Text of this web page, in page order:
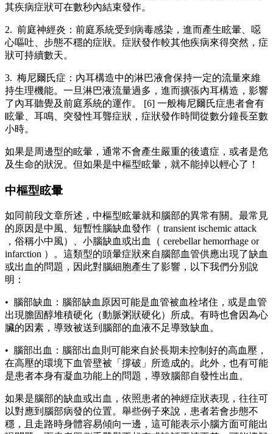
其疾病症狀可在數秒內結束發作。
2. 前庭神經炎：前庭系統受到病毒感染，進而產生眩暈、噁
心嘔吐、步態不穩的症狀。症狀發作較其他疾病來得突然，症
狀可持續數天。
3. 梅尼爾氏症：內耳構造中的淋巴液會保持一定的流量來維
持生理機能。一旦淋巴液流量過多，進而擴張內耳構造，影響
了內耳聽覺及前庭系統的運作。 [6] 一般梅尼爾氏症患者會有
眩暈、耳鳴、突發性耳聾症狀，症狀發作時間從數分鐘長至數
小時。
如果是周邊型的眩暈，通常不會產生嚴重的後遺症，或者是危
及生命的狀況。但如果是中樞型眩暈，就不能掉以輕心了！
中樞型眩暈
如同前段文章所述，中樞型眩暈就和腦部的異常有關。最常見
的原因是中風、短暫性腦缺血發作（ transient ischemic attack
，俗稱小中風）、小腦缺血或出血（ cerebellar hemorrhage or
infarction ）。這類型的頭暈症狀來自腦部血管供應出現了缺血
或出血的問題，因此對腦細胞產生了影響，以下我們分別說
明：
• 腦部缺血：腦部缺血原因可能是血管被血栓堵住，或是血管
出現膽固醇堆積硬化（動脈粥狀硬化）所成。有時也會因為心
臟的因素，導致被送到腦部的血液不足導致缺血。
• 腦部出血：腦部出血則可能來自於長期未控制好的高血壓，
在高壓的環境下血管壁被「撐破」所造成的。此外，也有可能
是患者本身有凝血功能上的問題，導致腦部自發性出血。
如果是腦部的缺血或出血，依照患者的神經症狀表現，往往可
以對應到腦部病發的位置。舉些例子來說，患者若會步態不
穩，且走路時身體容易傾向一邊，這可能表示小腦方面可能出